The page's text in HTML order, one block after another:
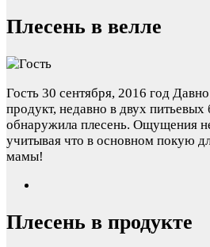
Плесень в велле
Гость 30 сентября, 2016 год
продукт, недавно в двух питьевых
обнаружила плесень. Ощущения
учитывая что в основном покую
мамы!
Плесень в продукте